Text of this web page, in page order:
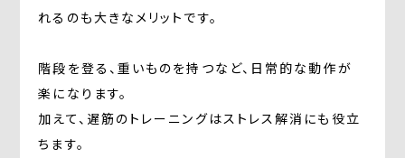
れるのも大きなメリットです。
階段を登る、重いものを持つなど、日常的な動作が
楽になります。
加えて、遅筋のトレーニングはストレス解消にも役立
ちます。